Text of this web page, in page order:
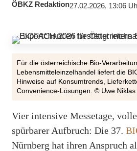
ÖBKZ Redaktion27.02.2026, 13:06
Für die österreichische Bio-
Lebensmitteleinzelhandel liefert die
Hinweise auf Konsumtrends,
Convenience-Lösungen. © Uwe Niklas
Vier intensive Messetage,
spürbarer Aufbruch: Die 37.
Nürnberg hat ihren Anspruch